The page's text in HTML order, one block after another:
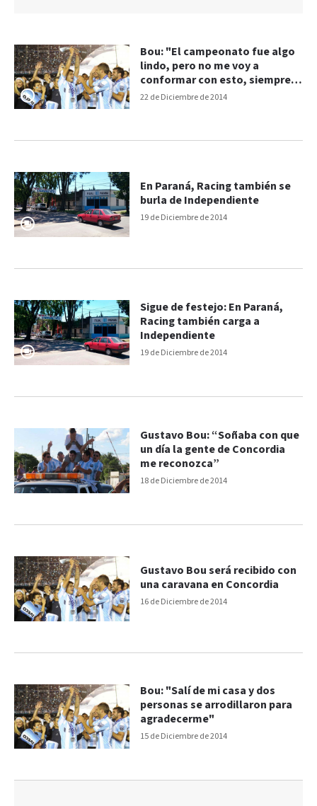
22 de Diciembre de 2014
Bou: "El campeonato fue algo
lindo, pero no me voy a
conformar con esto, siempre
voy a querer más"
19 de Diciembre de 2014
En Paraná, Racing también se
burla de Independiente
19 de Diciembre de 2014
Sigue de festejo: En Paraná,
Racing también carga a
Independiente
18 de Diciembre de 2014
Gustavo Bou: “Soñaba con que
un día la gente de Concordia
me reconozca”
16 de Diciembre de 2014
Gustavo Bou será recibido con
una caravana en Concordia
15 de Diciembre de 2014
Bou: "Salí de mi casa y dos
personas se arrodillaron para
agradecerme"